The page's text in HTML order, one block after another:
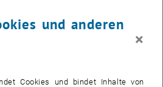
Abschlussarbeiten aus
und anderen
×
Cookies und bindet Inhalte von